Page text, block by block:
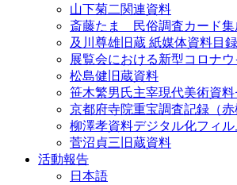
山下菊二関連資料
斎藤たま 民俗調査カード集
及川尊雄旧蔵 紙媒体資料目
展覧会における新型コロナ
松島健旧蔵資料
笹木繁男氏主宰現代美術資
京都府寺院重宝調査記録（
柳澤孝資料デジタル化フィル
菅沼貞三旧蔵資料
活動報告
日本語